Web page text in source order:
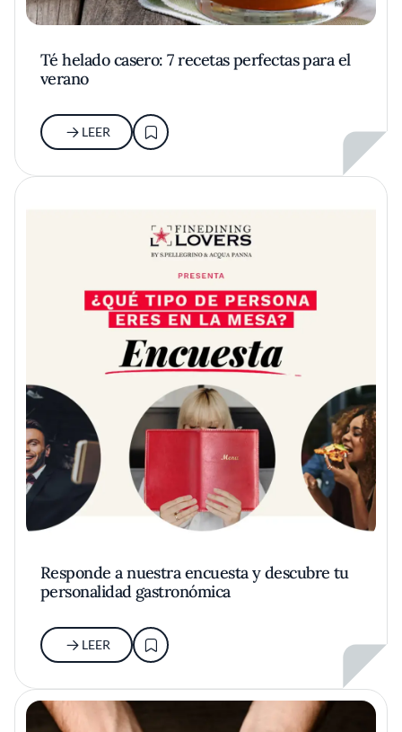
Té helado casero: 7 recetas perfectas para el
verano
LEER
Responde a nuestra encuesta y descubre tu
personalidad gastronómica
LEER